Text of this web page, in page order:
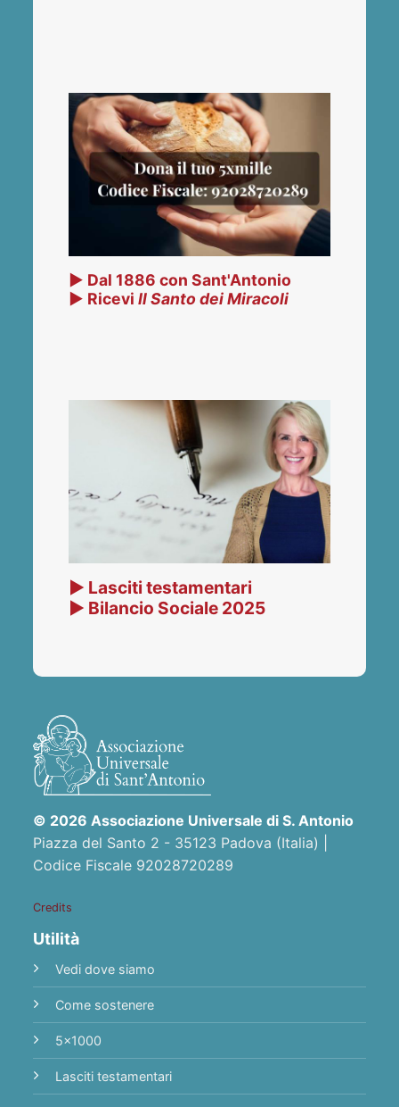
▶ Dal 1886 con Sant'Antonio
▶ RiceviIl Santo dei Miracoli
▶ Lasciti testamentari
▶ Bilancio Sociale 2025
© 2026 Associazione Universale di S. Antonio
Piazza del Santo 2 - 35123 Padova (Italia) |
Codice Fiscale 92028720289
Credits
Utilità
Vedi dove siamo
Come sostenere
5x1000
Lasciti testamentari